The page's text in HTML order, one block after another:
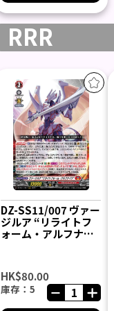
RRR
DZ-SS11/007 ヴァー
ジルア “リライトフ
ォーム・アルフナイ
HK$80.00
庫存：5